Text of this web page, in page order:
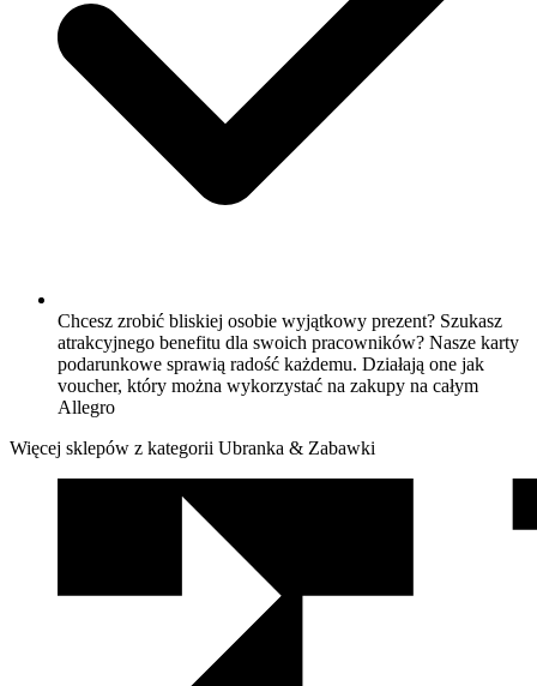
Chcesz zrobić bliskiej osobie wyjątkowy prezent? Szukasz
atrakcyjnego benefitu dla swoich pracowników? Nasze karty
podarunkowe sprawią radość każdemu. Działają one jak
voucher, który można wykorzystać na zakupy na całym
Allegro
Więcej sklepów z kategorii Ubranka & Zabawki